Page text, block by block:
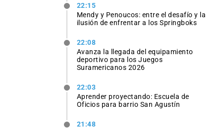
22:15
Mendy y Penoucos: entre el desafío y la
ilusión de enfrentar a los Springboks
22:08
Avanza la llegada del equipamiento
deportivo para los Juegos
Suramericanos 2026
22:03
Aprender proyectando: Escuela de
Oficios para barrio San Agustín
21:48